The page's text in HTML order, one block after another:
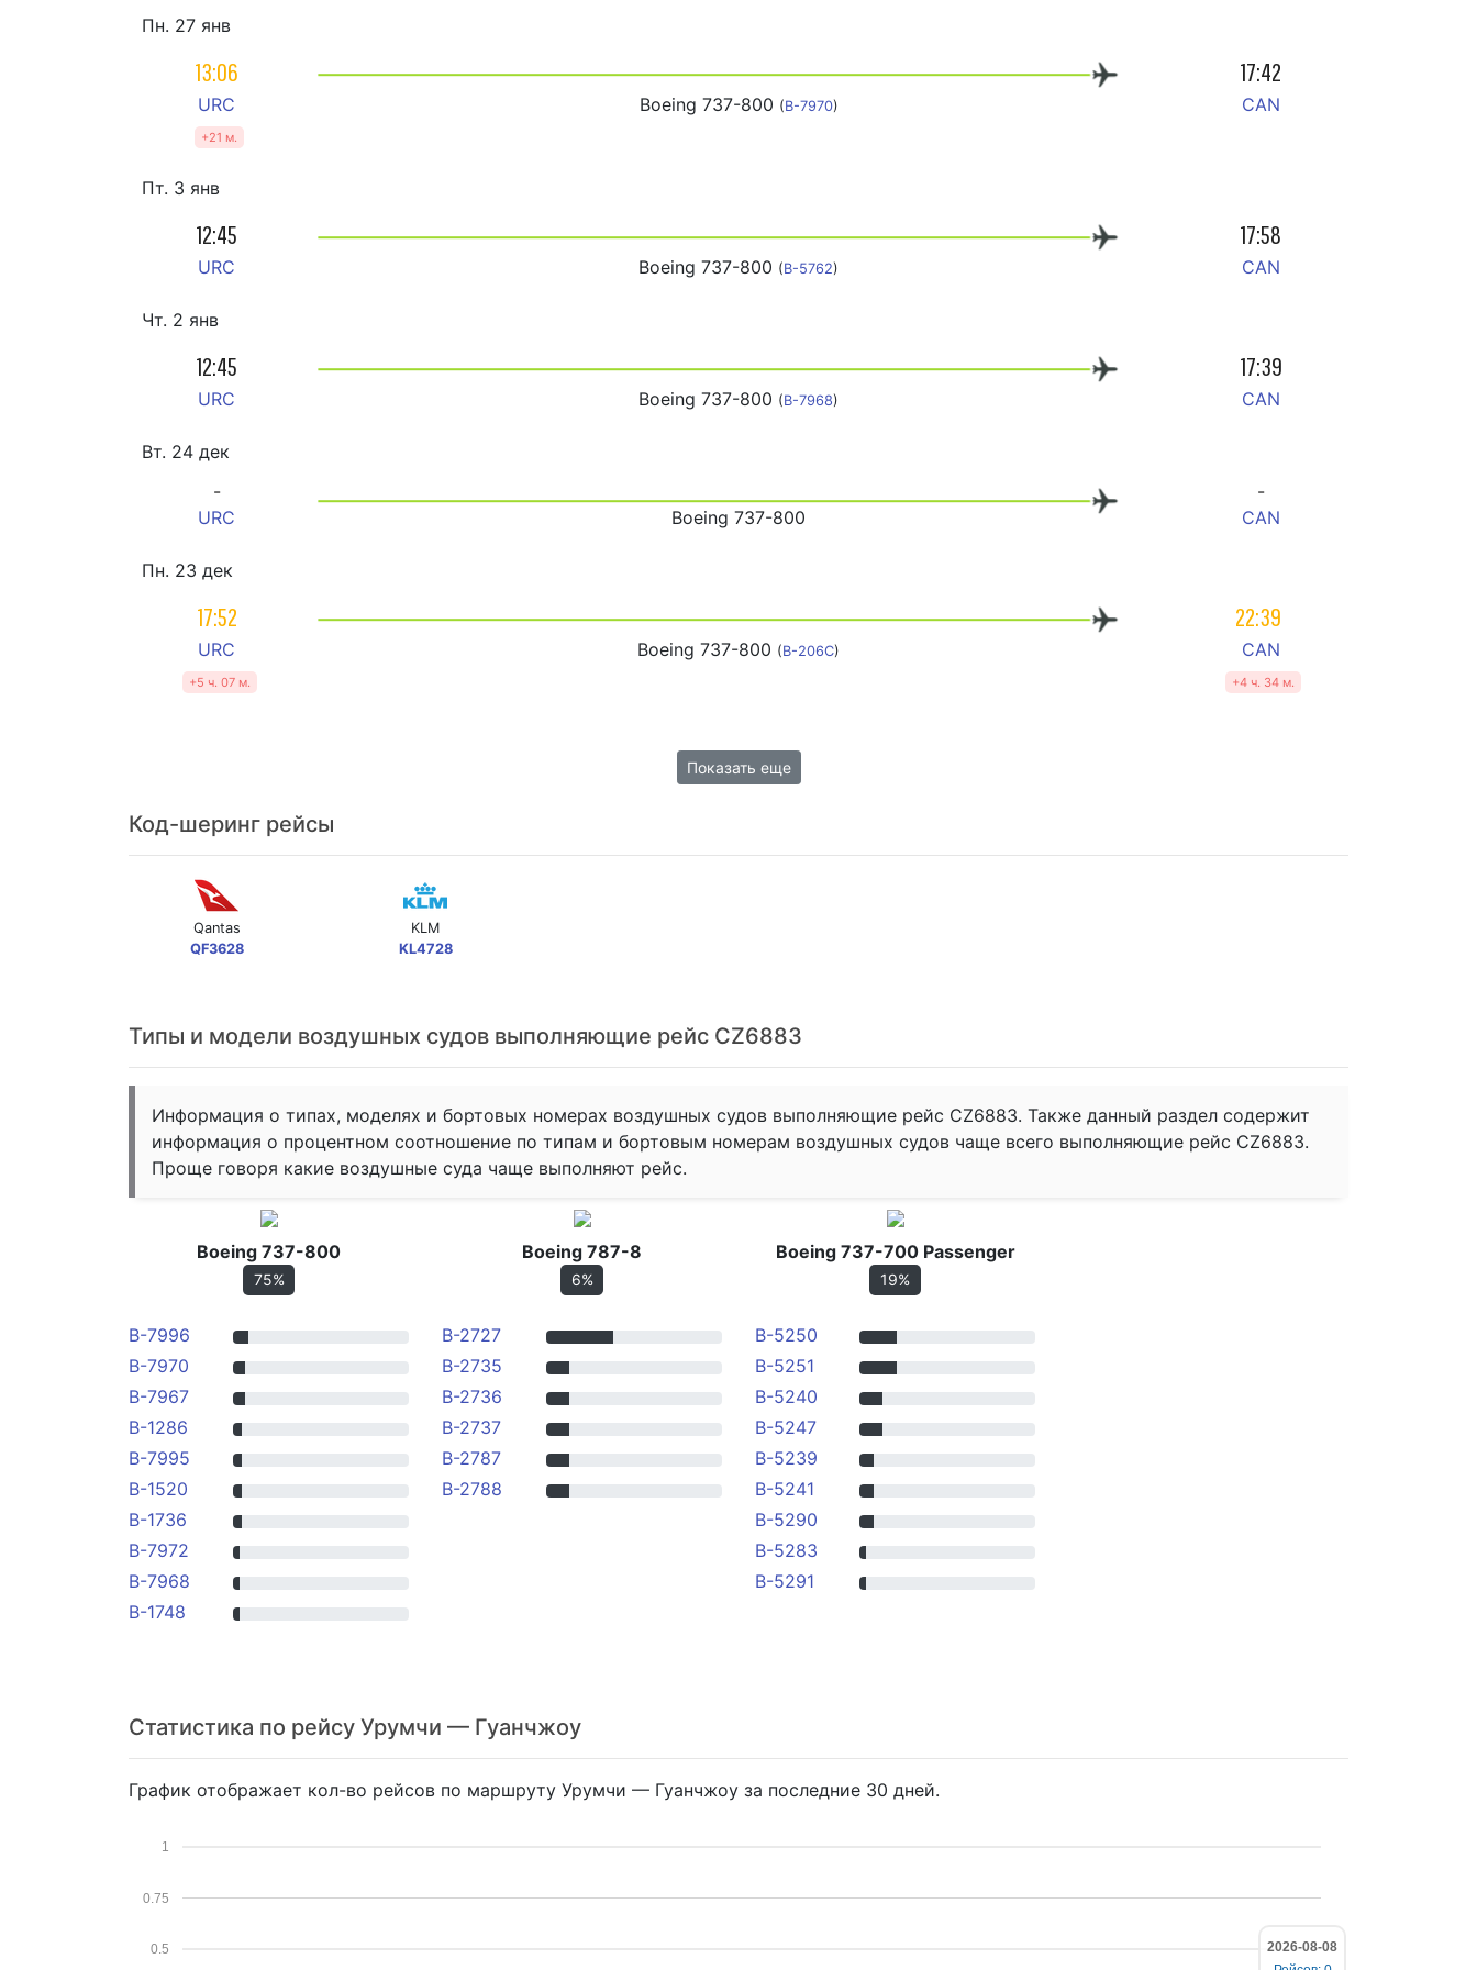
Пн. 27 янв
13:06 17:42
URC
+21 м.
Boeing 737-800 (B-7970) CAN
Пт. 3 янв
12:45 17:58
URC Boeing 737-800 (B-5762) CAN
Чт. 2 янв
12:45 17:39
URC Boeing 737-800 (B-7968) CAN
Вт. 24 дек
-
-
URC
Boeing 737-800 CAN
Пн. 23 дек
17:52 22:39
URC
+5 ч. 07 м.
Boeing 737-800 (B-206C) CAN
+4 ч. 34 м.
Показать еще
Код-шеринг рейсы
Qantas
QF3628
KLM
KL4728
Типы и модели воздушных судов выполняющие рейс CZ6883
Информация о типах, моделях и бортовых номерах воздушных судов выполняющие рейс CZ6883. Также данный раздел содержит
информация о процентном соотношение по типам и бортовым номерам воздушных судов чаще всего выполняющие рейс CZ6883.
Проще говоря какие воздушные суда чаще выполняют рейс.
Boeing 737-800
75%
B-7996
B-7970
B-7967
B-1286
B-7995
B-1520
B-1736
B-7972
B-7968
B-1748
Boeing 787-8
6%
B-2727
B-2735
B-2736
B-2737
B-2787
B-2788
Boeing 737-700 Passenger
19%
B-5250
B-5251
B-5240
B-5247
B-5239
B-5241
B-5290
B-5283
B-5291
Статистика по рейсу Урумчи — Гуанчжоу
График отображает кол-во рейсов по маршруту Урумчи — Гуанчжоу за последние 30 дней.
0.5
0.75
1
2026-08-08